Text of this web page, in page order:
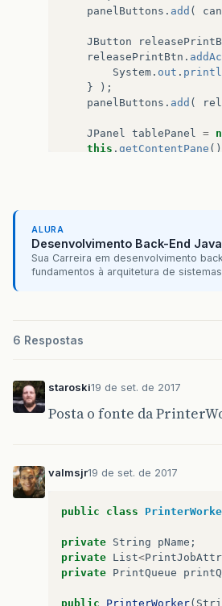
panelButtons . add (
JButton
releasePrintBtn .
System . out .
}
);
panelButtons . add (
JPanel tablePanel =
this . getContentPane
this .initJTable(
* -
*/
private
void initJTable(
TableCellRenderer
defaultTableModel
defaultTableModel.
ALURA
Desenvolvimento Back-End Java
Sua Carreira em desenvolvimento
fundamentos à arquitetura de
6 Respostas
staroski19 de set. de 2017
Posta o fonte da
valmsjr19 de set. de 2017
public class
private String pName ;
private List<
private PrintQueue
public PrinterWorker(